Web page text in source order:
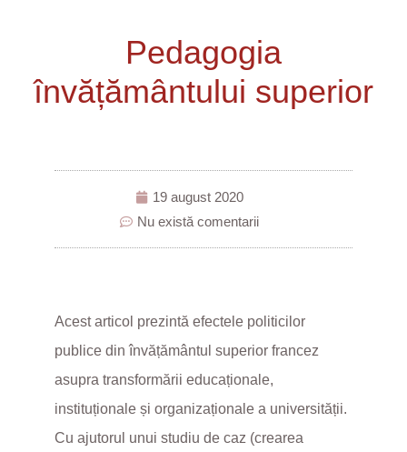
Pedagogia
învățământului superior
19 august 2020
Nu există comentarii
Acest articol prezintă efectele politicilor
publice din învățământul superior francez
asupra transformării educaționale,
instituționale și organizaționale a universității.
Cu ajutorul unui studiu de caz (crearea